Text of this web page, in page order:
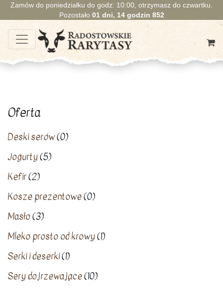
Zamów do poniedziałku do godz: 10:00, otrzymasz do czwartku.
Pozostało 01 dni, 14godzin 851
Oferta
Deski serów(0)
Jogurty(5)
Kefir(2)
Kosze prezentowe(0)
Masło(3)
Mleko prosto od krowy(1)
Serki i deserki(1)
Sery dojrzewające(10)